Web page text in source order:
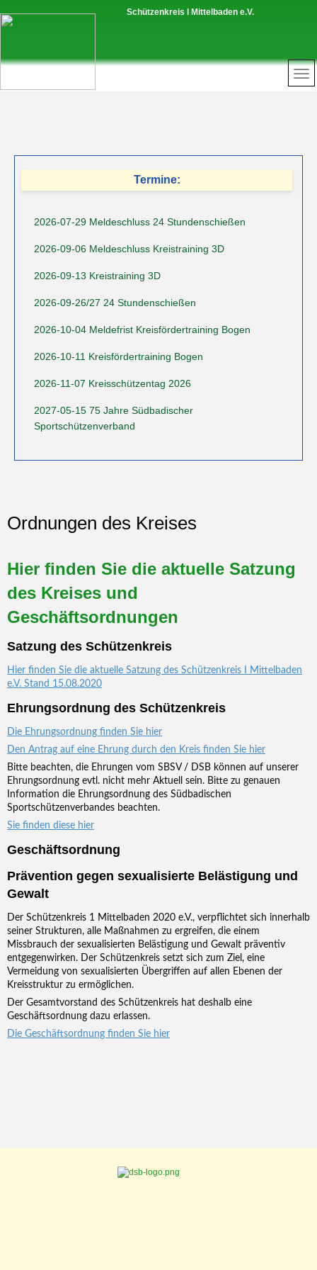
Schützenkreis I Mittelbaden e.V.
Termine:
2026-07-29 Meldeschluss 24 Stundenschießen
2026-09-06 Meldeschluss Kreistraining 3D
2026-09-13 Kreistraining 3D
2026-09-26/27 24 Stundenschießen
2026-10-04 Meldefrist Kreisfördertraining Bogen
2026-10-11 Kreisfördertraining Bogen
2026-11-07 Kreisschützentag 2026
2027-05-15 75 Jahre Südbadischer
Sportschützenverband
Ordnungen des Kreises
Hier finden Sie die aktuelle Satzung
des Kreises und
Geschäftsordnungen
Satzung des Schützenkreis
Hier finden Sie die aktuelle Satzung des Schützenkreis I Mittelbaden
e.V. Stand 15.08.2020
Ehrungsordnung des Schützenkreis
Die Ehrungsordnung finden Sie hier
Den Antrag auf eine Ehrung durch den Kreis finden Sie hier
Bitte beachten, die Ehrungen vom SBSV / DSB können auf unserer
Ehrungsordnung evtl. nicht mehr Aktuell sein. Bitte zu genauen
Information die Ehrungsordnung des Südbadischen
Sportschützenverbandes beachten.
Sie finden diese hier
Geschäftsordnung
Prävention gegen sexualisierte Belästigung und
Gewalt
Der Schützenkreis 1 Mittelbaden 2020 e.V., verpflichtet sich innerhalb
seiner Strukturen, alle Maßnahmen zu ergreifen, die einem
Missbrauch der sexualisierten Belästigung und Gewalt präventiv
entgegenwirken. Der Schützenkreis setzt sich zum Ziel, eine
Vermeidung von sexualisierten Übergriffen auf allen Ebenen der
Kreisstruktur zu ermöglichen.
Der Gesamtvorstand des Schützenkreis hat deshalb eine
Geschäftsordnung dazu erlassen.
Die Geschäftsordnung finden Sie hier